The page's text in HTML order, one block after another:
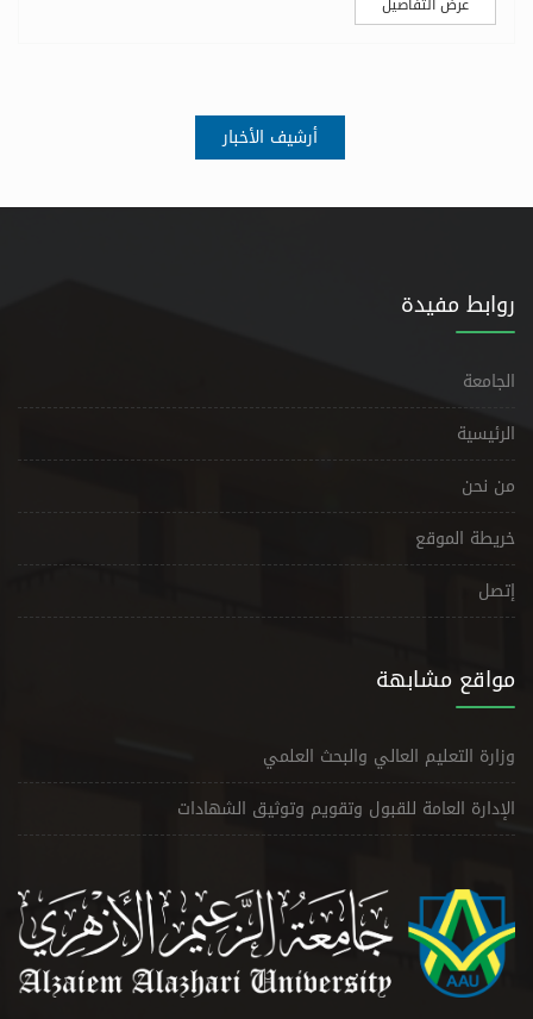
أرشيف الأخبار
روابط مفيدة
الجامعة
الرئيسية
من نحن
خريطة الموقع
إتصل
مواقع مشابهة
وزارة التعليم العالي والبحث العلمي
الإدارة العامة للقبول وتقويم وتوثيق الشهادات